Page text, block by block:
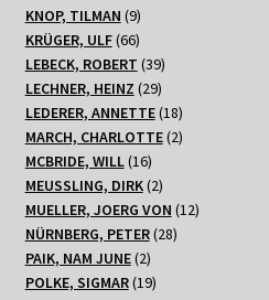
Produkte
KNOP, TILMAN 99
Produkte
KRÜGER, ULF 6666
Produkte
LEBECK, ROBERT 3939
Produkte
LECHNER, HEINZ 2929
Produkte
LEDERER, ANNETTE 1818
Produkte
MARCH, CHARLOTTE 22
MCBRIDE, WILL 1616
Produkte
MEUSSLING, DIRK 22
Produkte
MUELLER, JOERG VON 1212
NÜRNBERG, PETER 2828
PAIK, NAM JUNE 22
Produkte
POLKE, SIGMAR 1919